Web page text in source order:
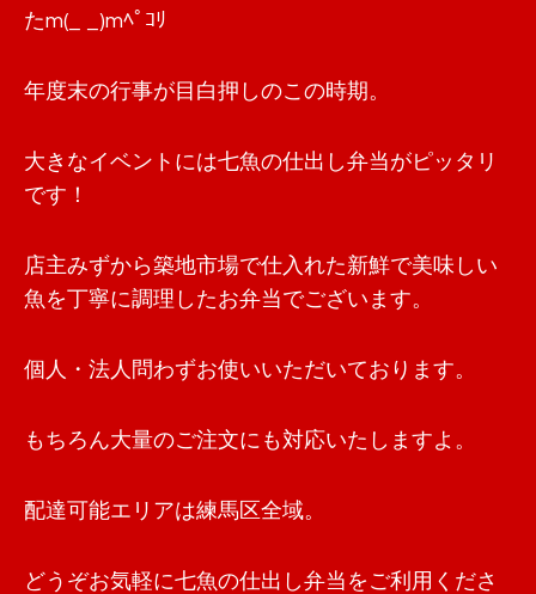
たm(_ _)mﾍﾟｺﾘ
年度末の行事が目白押しのこの時期。
大きなイベントには七魚の仕出し弁当がピッタリ
です！
店主みずから築地市場で仕入れた新鮮で美味しい
魚を丁寧に調理したお弁当でございます。
個人・法人問わずお使いいただいております。
もちろん大量のご注文にも対応いたしますよ。
配達可能エリアは練馬区全域。
どうぞお気軽に七魚の仕出し弁当をご利用くださ